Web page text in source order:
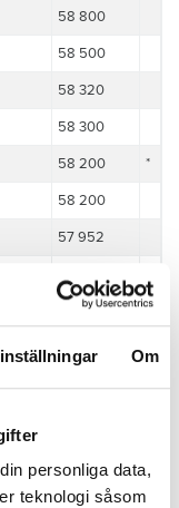
Om
personliga data,
teknologi såsom
58 800
58 500
58 320
58 300
58 200 *
58 200
57 952
57 400
57 000
57 000
56 500